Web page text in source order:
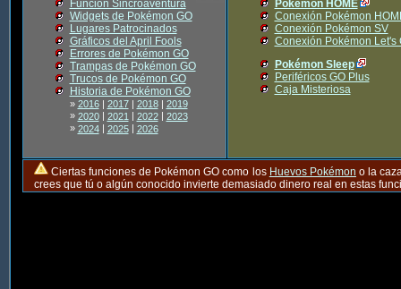
Función Sincroaventura
Widgets de Pokémon GO
Lugares Patrocinados
Gráficos del April Fools
Errores de Pokémon GO
Trampas de Pokémon GO
Trucos de Pokémon GO
Historia de Pokémon GO
» 2016| 2017| 2018| 2019
» 2020| 2021| 2022| 2023
» 2024| 2025| 2026
Pokémon HOME
Conexión Pokémon
Conexión Pokémon SV
Conexión Pokémon Let's
Pokémon Sleep
Periféricos GO Plus
Caja Misteriosa
Ciertas funciones de Pokémon GO como los Huevos Pokémon o la
crees que tú o algún conocido invierte demasiado dinero real en estas